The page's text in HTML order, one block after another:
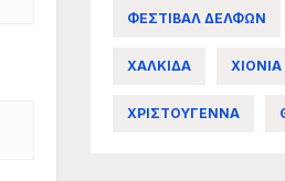
ΦΕΣΤΙΒΑΛ ΔΕΛΦΩΝ
ΧΑΛΚΙΔΑ ΧΙΟΝΙΑ
ΧΡΙΣΤΟΥΓΕΝΝΑ